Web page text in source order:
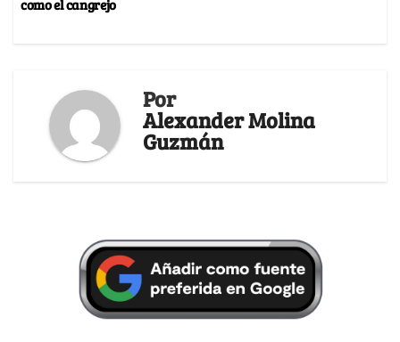
como el cangrejo
Por
Alexander Molina
Guzmán